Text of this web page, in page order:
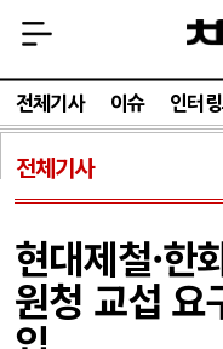
전체기사 이슈 인터
전체기사
현대제철·한
원청 교섭 요